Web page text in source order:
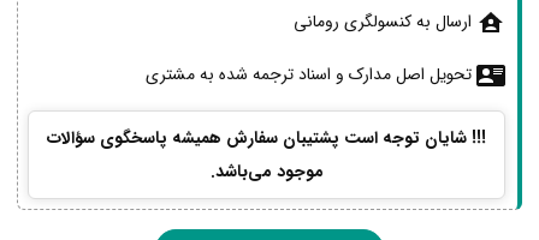
ارسال به کنسولگری رومانی
تحویل اصل مدارک و اسناد ترجمه شده به مشتری
!!! شایان توجه است پشتیبان سفارش همیشه پاسخگوی سؤالات
موجود می‌باشد.